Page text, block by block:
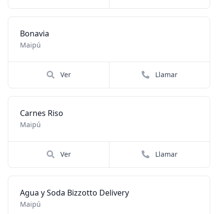
Bonavia
Maipú
Ver Llamar
Carnes Riso
Maipú
Ver Llamar
Agua y Soda Bizzotto Delivery
Maipú